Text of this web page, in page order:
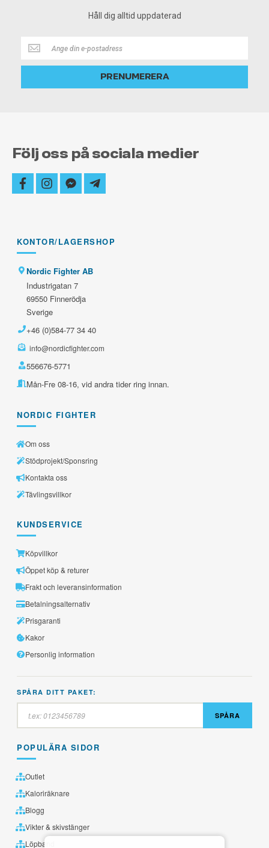
Håll dig alltid uppdaterad
Håll
dig
alltid
PRENUMERERA
Följ oss på sociala medier
facebookinstagram
facebook-
messenger
telegram-
plane
KONTOR/LAGERSHOP
Nordic Fighter AB
Industrigatan 7
69550 Finnerödja
Sverige
+46 (0)584-77 34 40
info@nordicfighter.com
556676-5771
Mån-Fre 08-16, vid andra tider ring innan.
NORDIC FIGHTER
Om oss
Stödprojekt/Sponsring
Kontakta oss
Tävlingsvillkor
KUNDSERVICE
Köpvillkor
Öppet köp & returer
Frakt och leveransinformation
Betalningsalternativ
Prisgaranti
Kakor
Personlig information
SPÅRA DITT PAKET:
SPÅRA
POPULÄRA SIDOR
Outlet
Kaloriräknare
Blogg
Vikter & skivstänger
Löpband